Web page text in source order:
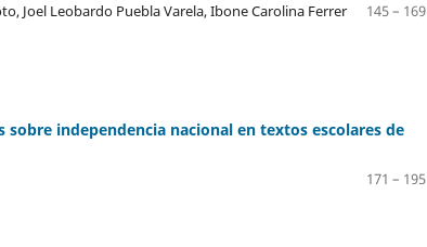
Joel Leobardo Puebla Varela, Ibone Carolina Ferrer
145 – 169
independencia nacional en textos escolares de
171 – 195